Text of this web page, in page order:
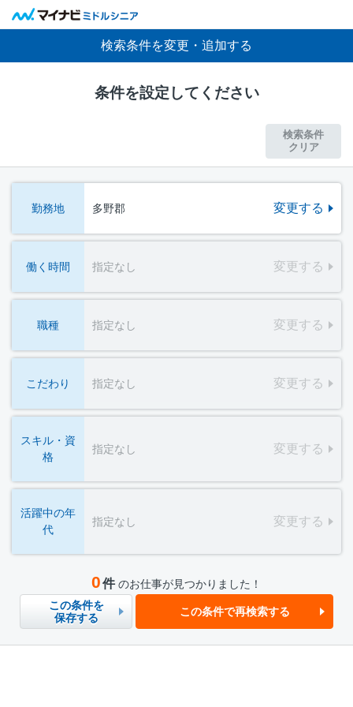
検索条件を変更・追加する
条件を設定してください
検索条件
クリア
勤務地 多野郡 変更する
働く時間 指定なし 変更する
職種 指定なし 変更する
こだわり 指定なし 変更する
スキル・資
格
指定なし 変更する
活躍中の年
代
指定なし 変更する
0件 のお仕事が見つかりました！
この条件を
保存する
この条件で再検索する